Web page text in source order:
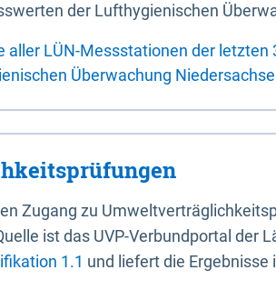
der Lufthygienischen
LÜN-Messstationen der letzten
Überwachung
Zugang zu
ist das UVP-Verbundportal der
1.1 und liefert die